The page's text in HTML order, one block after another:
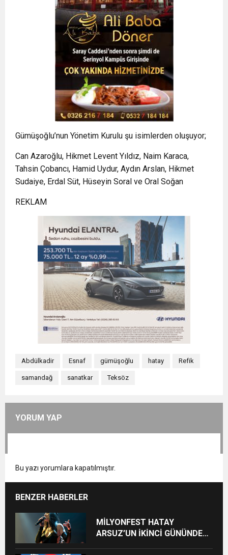
Gümüşoğlu’nun Yönetim Kurulu şu isimlerden oluşuyor;
Can Azaroğlu, Hikmet Levent Yıldız, Naim Karaca,
Tahsin Çobancı, Hamid Uydur, Aydın Arslan, Hikmet
Sudaiye, Erdal Süt, Hüseyin Soral ve Oral Soğan
REKLAM
Abdülkadir Esnaf gümüşoğlu hatay Refik
samandağ sanatkar Teksöz
YORUM YAP
Bu yazı yorumlara kapatılmıştır.
BENZER HABERLER
MİLYONFEST HATAY
ARSUZ’UN İKİNCİ GÜNÜNDE